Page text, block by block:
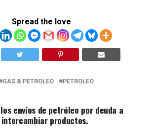
Spread the love
GAS & PETROLEO PETROLEO
los envíos de petróleo por deuda a
productos.